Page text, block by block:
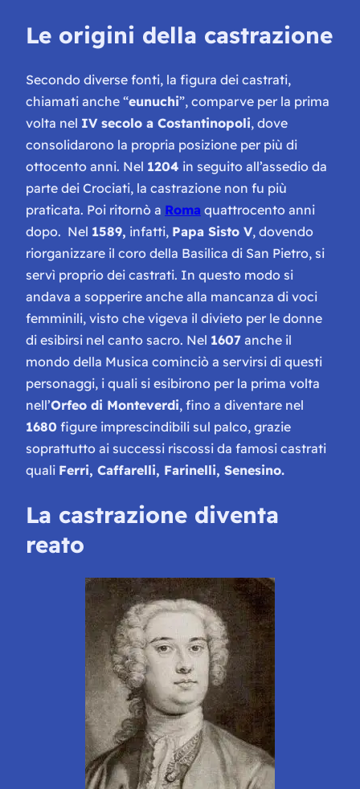
Le origini della castrazione
Secondo diverse fonti, la figura dei castrati,
chiamati anche “eunuchi”, comparve per la prima
volta nel IV secolo a Costantinopoli, dove
consolidarono la propria posizione per più di
ottocento anni. Nel 1204 in seguito all’assedio da
parte dei Crociati, la castrazione non fu più
praticata. Poi ritornò a Roma quattrocento anni
dopo. Nel 1589, infatti, Papa Sisto V, dovendo
riorganizzare il coro della Basilica di San Pietro, si
servì proprio dei castrati. In questo modo si
andava a sopperire anche alla mancanza di voci
femminili, visto che vigeva il divieto per le donne
di esibirsi nel canto sacro. Nel 1607 anche il
mondo della Musica cominciò a servirsi di questi
personaggi, i quali si esibirono per la prima volta
nell’Orfeo di Monteverdi, fino a diventare nel
1680 figure imprescindibili sul palco, grazie
soprattutto ai successi riscossi da famosi castrati
quali Ferri, Caffarelli, Farinelli, Senesino.
La castrazione diventa
reato